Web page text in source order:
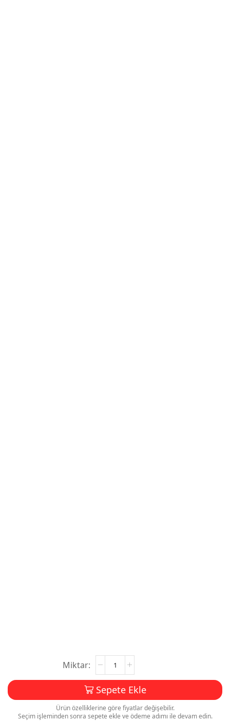
Kartvizit
Baskı
Mdl:V0179
adet
Sepete Ekle
Ürün özelliklerine göre fiyatlar değişebilir.
Seçim işleminden sonra sepete ekle ve ödeme adımı ile devam edin.